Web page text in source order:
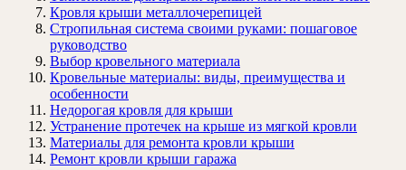
Кровля крыши металлочерепицей
Стропильная система своими руками: пошаговое
руководство
Выбор кровельного материала
Кровельные материалы: виды, преимущества и
особенности
Недорогая кровля для крыши
Устранение протечек на крыше из мягкой кровли
Материалы для ремонта кровли крыши
Ремонт кровли крыши гаража